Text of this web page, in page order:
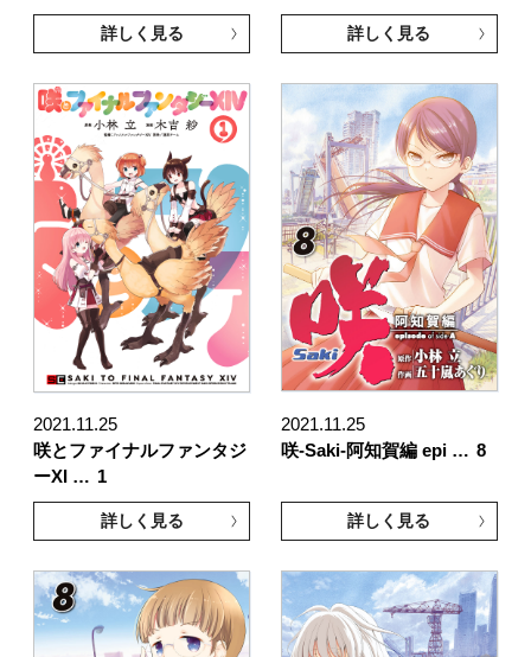
詳しく見る 詳しく見る
2021.11.25
咲とファイナルファンタジ
ーXI … 1
詳しく見る
2021.11.25
咲-Saki-阿知賀編 epi … 8
詳しく見る